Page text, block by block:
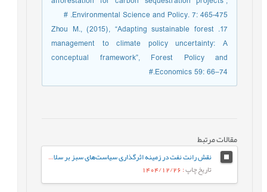
Environmental Science and Policy. 7: 465-475. #
17. Zhou M., (2015), “Adapting sustainable forest
management to climate policy uncertainty: A
conceptual framework”, Forest Policy and
Economics 59: 66–74.#
مقالات مرتبط
نقش رانت نفت در زمینه اثرگذاری سیاست‌های سبز بر سلامت محیط‌زیست در ایران
تاریخ چاپ: 1404/12/26